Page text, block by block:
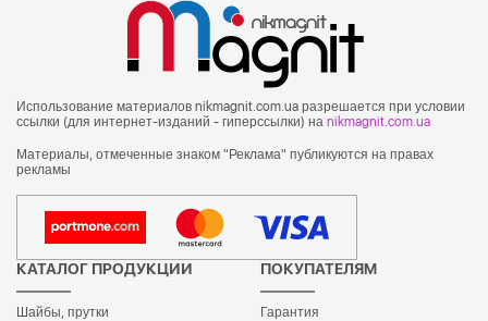
Использование материалов nikmagnit.com.ua разрешается при условии
ссылки (для интернет-изданий - гиперссылки) на nikmagnit.com.ua
Материалы, отмеченные знаком "Реклама" публикуются на правах
рекламы
КАТАЛОГ ПРОДУКЦИИ
Шайбы, прутки
ПОКУПАТЕЛЯМ
Гарантия